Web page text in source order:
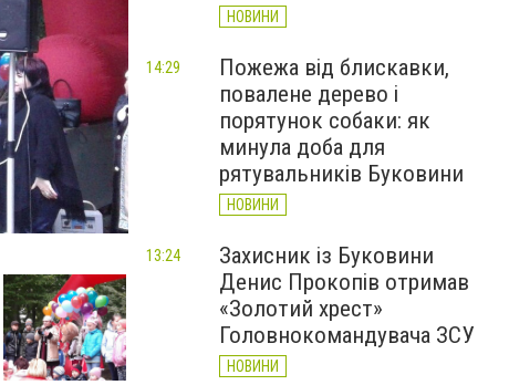
НОВИНИ
Пожежа від блискавки,
повалене дерево і
порятунок собаки: як
минула доба для
рятувальників Буковини
НОВИНИ
14:29
Захисник із Буковини
Денис Прокопів отримав
«Золотий хрест»
Головнокомандувача ЗСУ
НОВИНИ
13:24